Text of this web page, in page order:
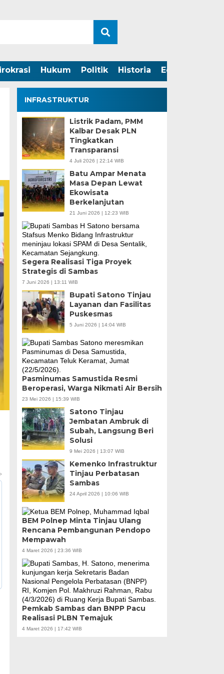
Hukum Politik Historia Edukasi
INFRASTRUKTUR
Listrik Padam, PMM
Kalbar Desak PLN
Tingkatkan
Transparansi
4 Juli 2026 | 22:14 WIB
Batu Ampar Menata
Masa Depan Lewat
Ekowisata
Berkelanjutan
21 Juni 2026 | 12:23 WIB
Segera Realisasi Tiga Proyek
Strategis di Sambas
7 Juni 2026 | 13:11 WIB
Bupati Satono Tinjau
Layanan dan Fasilitas
Puskesmas
5 Juni 2026 | 14:04 WIB
Pasminumas Samustida Resmi
Beroperasi, Warga Nikmati Air Bersih
23 Mei 2026 | 15:39 WIB
Satono Tinjau
Jembatan Ambruk di
Subah, Langsung Beri
Solusi
9 Mei 2026 | 13:07 WIB
Kemenko Infrastruktur
Tinjau Perbatasan
Sambas
24 April 2026 | 10:06 WIB
BEM Polnep Minta Tinjau Ulang
Rencana Pembangunan Pendopo
Mempawah
4 Maret 2026 | 23:36 WIB
Pemkab Sambas dan BNPP Pacu
Realisasi PLBN Temajuk
4 Maret 2026 | 17:42 WIB